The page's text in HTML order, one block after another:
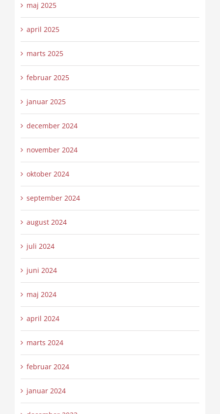
maj 2025
april 2025
marts 2025
februar 2025
januar 2025
december 2024
november 2024
oktober 2024
september 2024
august 2024
juli 2024
juni 2024
maj 2024
april 2024
marts 2024
februar 2024
januar 2024